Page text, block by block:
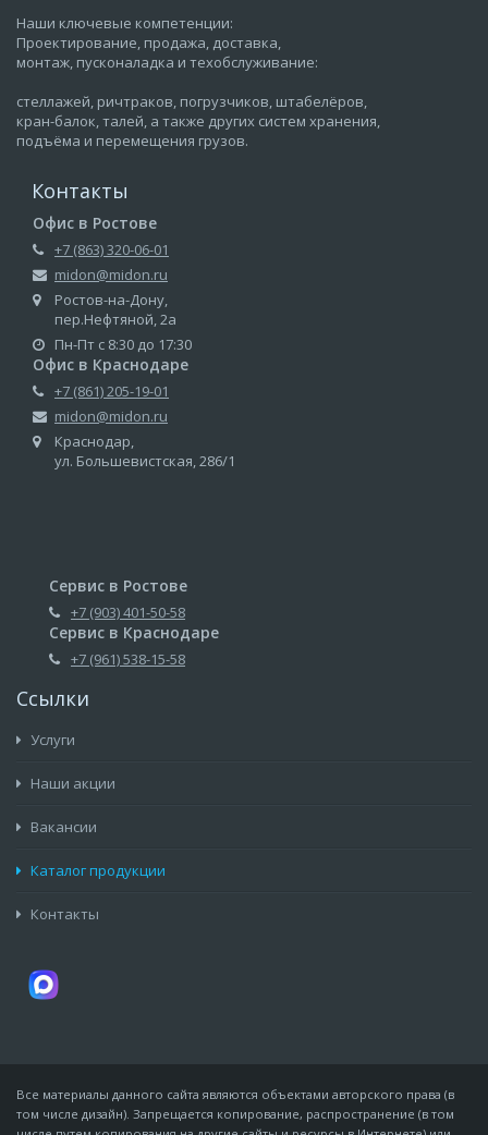
Наши ключевые компетенции:
Проектирование, продажа, доставка,
монтаж, пусконаладка и техобслуживание:
стеллажей, ричтраков, погрузчиков, штабелёров,
кран-балок, талей, а также других систем хранения,
подъёма и перемещения грузов.
Контакты
Офис в Ростове
+7 (863) 320-06-01
midon@midon.ru
Ростов-на-Дону,
пер.Нефтяной, 2а
Пн-Пт с 8:30 до 17:30
Офис в Краснодаре
+7 (861) 205-19-01
midon@midon.ru
Краснодар,
ул. Большевистская, 286/1
Сервис в Ростове
+7 (903) 401-50-58
Сервис в Краснодаре
+7 (961) 538-15-58
Ссылки
Услуги
Наши акции
Вакансии
Каталог продукции
Контакты
Все материалы данного сайта являются объектами авторского права (в
том числе дизайн). Запрещается копирование, распространение (в том